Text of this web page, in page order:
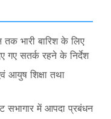
भारी बारिश के लिए
गए सतर्क रहने के निर्देश
आयुष शिक्षा तथा
सभागार में आपदा प्रबंधन